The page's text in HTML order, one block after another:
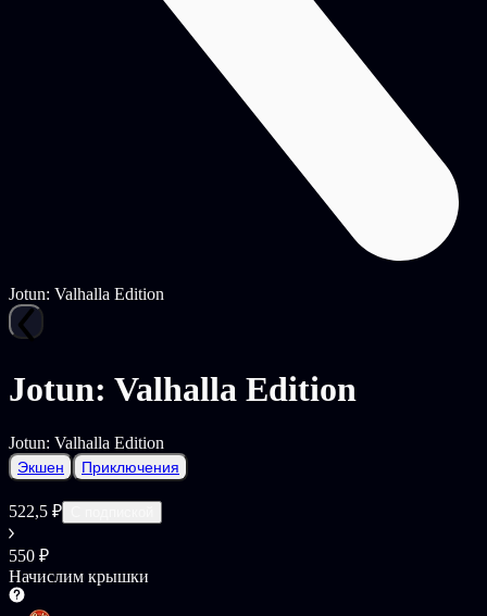
Jotun: Valhalla Edition
Jotun: Valhalla Edition
Jotun: Valhalla Edition
Экшен Приключения
522,5 ₽
550 ₽
Начислим крышки